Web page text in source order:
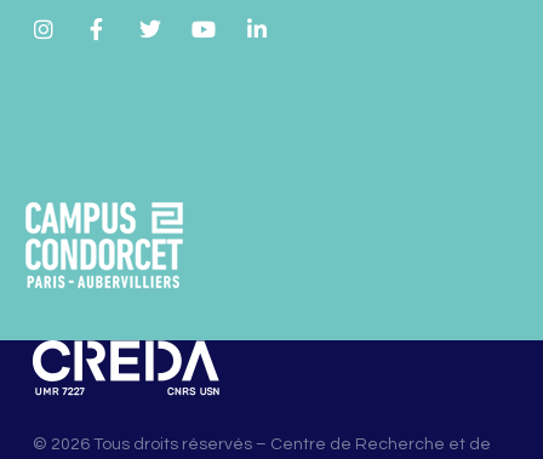
© 2026 Tous droits réservés – Centre de Recherche et de